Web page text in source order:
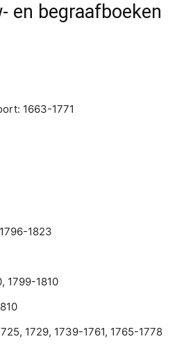
en begraafboeken
1663-1771
1823
1799-1810
1729, 1739-1761, 1765-1778